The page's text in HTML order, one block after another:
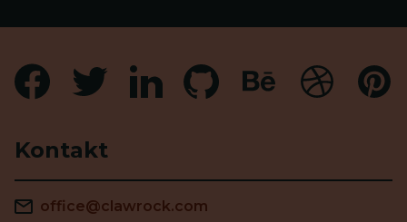
Kontakt
office@clawrock.com